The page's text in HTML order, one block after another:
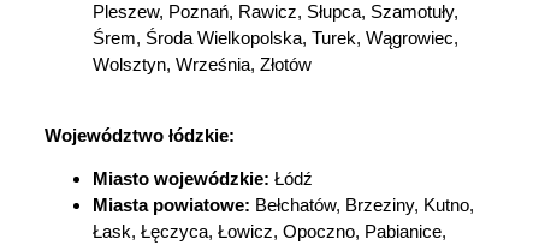
Pleszew, Poznań, Rawicz, Słupca, Szamotuły,
Śrem, Środa Wielkopolska, Turek, Wągrowiec,
Wolsztyn, Września, Złotów
Województwo łódzkie:
Miasto wojewódzkie: Łódź
Miasta powiatowe: Bełchatów, Brzeziny, Kutno,
Łask, Łęczyca, Łowicz, Opoczno, Pabianice,